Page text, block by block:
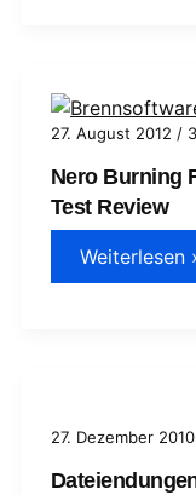
27. August 2012 /
Nero Burning
Test Review
Nero
Burning
ROM
Weiterlesen
27. Dezember 2010